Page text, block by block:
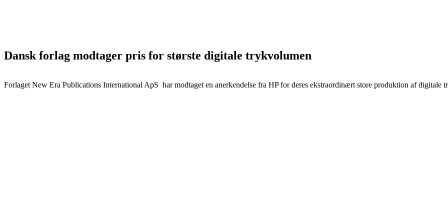
Dansk forlag modtager pris for største digitale trykvolumen
Forlaget New Era Publications International ApS har modtaget en anerkendelse fra HP for deres ekstraordinært store produktion af digitale